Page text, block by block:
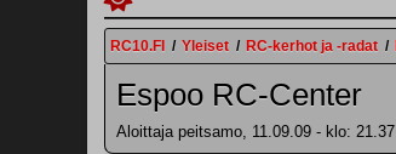
RC10.FI / Yleiset / RC-kerhot ja -radat /
Espoo RC-Center
Aloittaja peitsamo, 11.09.09 - klo: 21.37